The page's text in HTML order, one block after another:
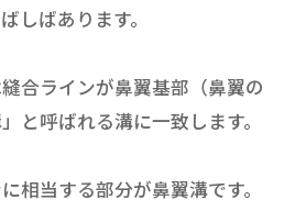
しばあります。
合ラインが鼻翼基部（鼻翼の
と呼ばれる溝に一致します。
相当する部分が鼻翼溝です。